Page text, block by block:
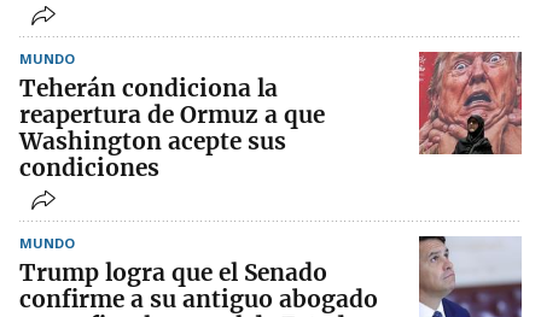
MUNDO
Teherán condiciona la
reapertura de Ormuz a que
Washington acepte sus
condiciones
MUNDO
Trump logra que el Senado
confirme a su antiguo abogado